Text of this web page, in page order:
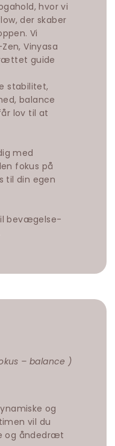
hvor vi
der skaber
Vi
Vinyasa
guide
stabilitet,
balance
lov til at
med
fokus på
til din egen
bevægelse-
– balance )
og
vil du
og åndedræt